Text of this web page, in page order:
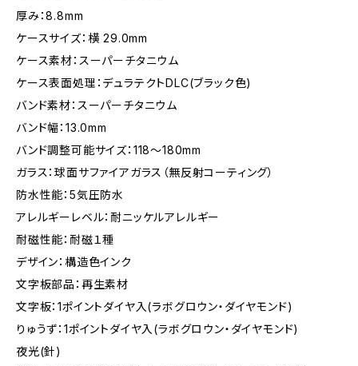
厚み：8.8mm
ケースサイズ：横 29.0mm
ケース素材：スーパーチタニウム
ケース表面処理：デュラテクトDLC(ブラック色)
バンド素材：スーパーチタニウム
バンド幅：13.0mm
バンド調整可能サイズ：118～180mm
ガラス：球面サファイアガラス（無反射コーティング）
防水性能：5気圧防水
アレルギーレベル：耐ニッケルアレルギー
耐磁性能：耐磁１種
デザイン：構造色インク
文字板部品：再生素材
文字板：1ポイントダイヤ入(ラボグロウン・ダイヤモンド)
りゅうず：1ポイントダイヤ入(ラボグロウン・ダイヤモンド)
夜光(針)